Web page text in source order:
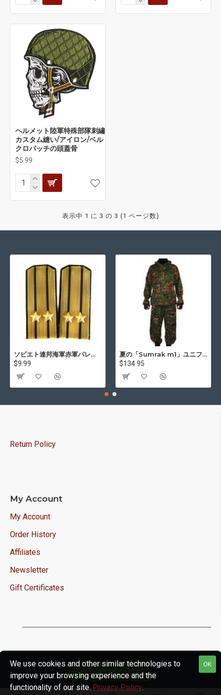
ヘルメット陸軍特殊部隊刺繡
カスタム縫い/アイロン/ベル
クロパッチの頭蓋骨
$5.99
表示中 1 に 3 の 3 (1 ページ数)
ソビエト連邦海軍赤軍パレードは、肩章を肩章します
$9.99
夏の「Sumrak m1」ユニフォームスナイパー戦術迷彩スーツ「Partizan」迷彩Professional Airsoft Gear Sumrak スーツ
$134.95
Return Policy
My Account
My Account
Order History
Affiliates
Newsletter
Gift Certificates
OK
We use cookies and other similar technologies to
improve your browsing experience and the
functionality of our site. Privacy Policy.
FILTER PRODUCTS